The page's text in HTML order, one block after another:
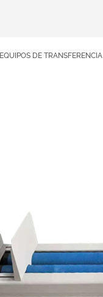
EQUIPOS DE TRANSFERENCIA